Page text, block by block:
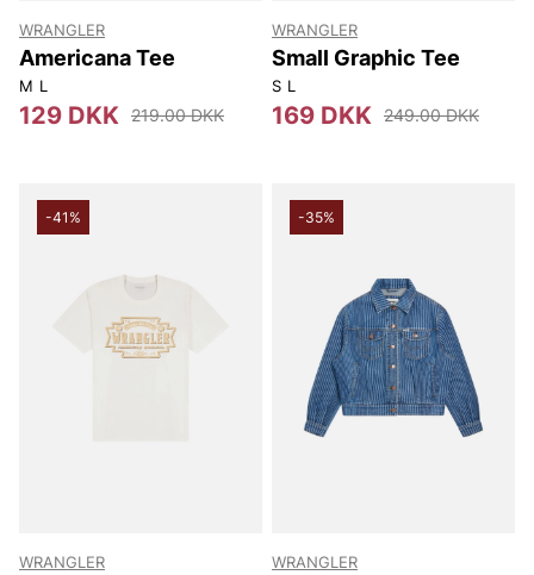
WRANGLER
Americana Tee
M L
129 DKK 219.00 DKK
WRANGLER
Small Graphic Tee
S L
169 DKK 249.00 DKK
-41%
WRANGLER
-35%
WRANGLER